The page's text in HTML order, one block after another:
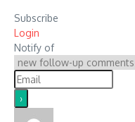
Subscribe
Login
Notify of